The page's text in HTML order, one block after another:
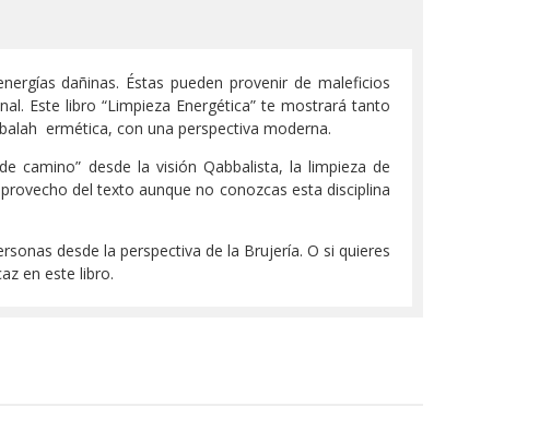
dañinas. Éstas pueden provenir de maleficios
Este libro “Limpieza Energética” te mostrará tanto
ermética, con una perspectiva moderna.
camino” desde la visión Qabbalista, la limpieza de
del texto aunque no conozcas esta disciplina
desde la perspectiva de la Brujería. O si quieres
en este libro.